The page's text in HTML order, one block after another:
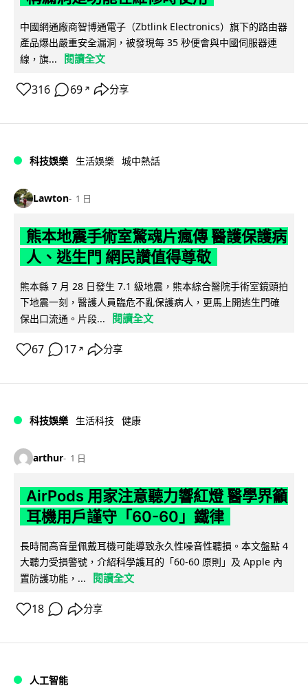
中國網通廠商智博通電子（Zbtlink Electronics）旗下的路由器
產品爆出嚴重安全漏洞，被發現每 35 秒便會與中國伺服器連
線，旗...
閱讀全文
316 69 ↗ 分享
科技娛樂 生活娛樂 城中熱話
Lawton 1 日
熊本地震手術室驚魂片瘋傳 醫護保護病
人、逃生門 網民讚值得尊敬
熊本縣 7 月 28 日發生 7.1 級地震，熊本綜合醫院手術室鏡頭拍
下地震一刻，醫護人員臨危不亂保護病人，更馬上開逃生門確
保出口流通。片段...
閱讀全文
67 17 ↗ 分享
科技娛樂 生活科技 健康
arthur 1 日
AirPods 用家注意聽力響紅燈 醫學界籲
耳機用戶謹守「60-60」鐵律
長時間高音量佩戴耳機可能導致永久性噪音性聽損。本文盤點 4
大聽力受損警號，介紹科學護耳的「60-60 原則」及 Apple 內
置防護功能，...
閱讀全文
18 分享
人工智能